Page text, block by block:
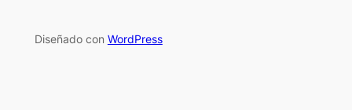
Diseñado con WordPress